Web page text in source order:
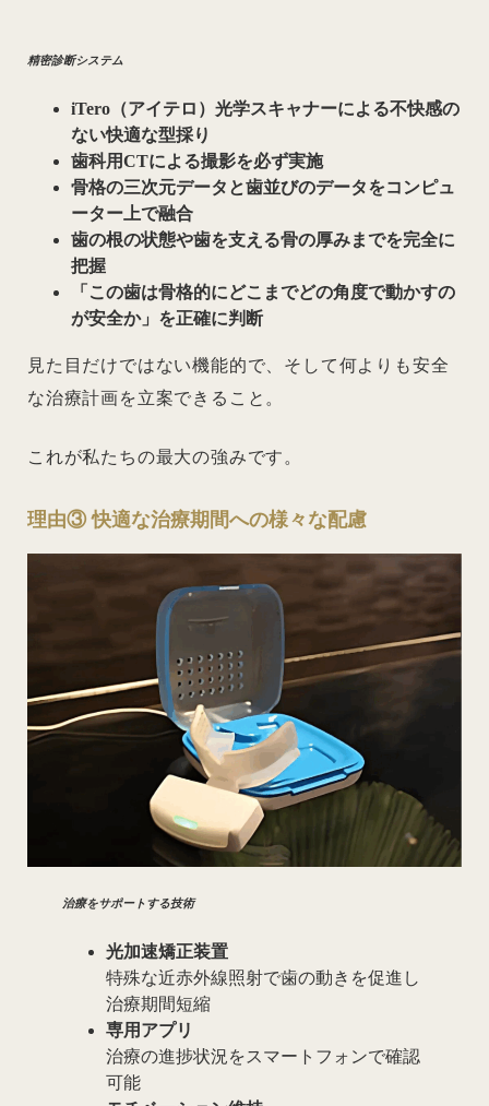
精密診断システム
iTero（アイテロ）光学スキャナーによる不快感の
ない快適な型採り
歯科用CTによる撮影を必ず実施
骨格の三次元データと歯並びのデータをコンピュ
ーター上で融合
歯の根の状態や歯を支える骨の厚みまでを完全に
把握
「この歯は骨格的にどこまでどの角度で動かすの
が安全か」を正確に判断
見た目だけではない機能的で、そして何よりも安全
な治療計画を立案できること。
これが私たちの最大の強みです。
理由③ 快適な治療期間への様々な配慮
治療をサポートする技術
光加速矯正装置
特殊な近赤外線照射で歯の動きを促進し
治療期間短縮
専用アプリ
治療の進捗状況をスマートフォンで確認
可能